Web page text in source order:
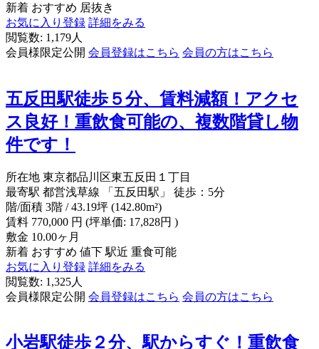
新着 おすすめ 居抜き
お気に入り登録 詳細をみる
閲覧数: 1,179人
会員様限定公開 会員登録はこちら 会員の方はこちら
五反田駅徒歩５分、賃料減額！アクセ
ス良好！重飲食可能の、複数階貸し物
件です！
所在地 東京都品川区東五反田１丁目
最寄駅 都営浅草線 「五反田駅」 徒歩：5分
階/面積 3階 / 43.19坪 (142.80m²)
賃料 770,000 円 (坪単価: 17,828円 )
敷金 10.00ヶ月
新着 おすすめ 値下 駅近 重食可能
お気に入り登録 詳細をみる
閲覧数: 1,325人
会員様限定公開 会員登録はこちら 会員の方はこちら
小岩駅徒歩２分、駅からすぐ！重飲食